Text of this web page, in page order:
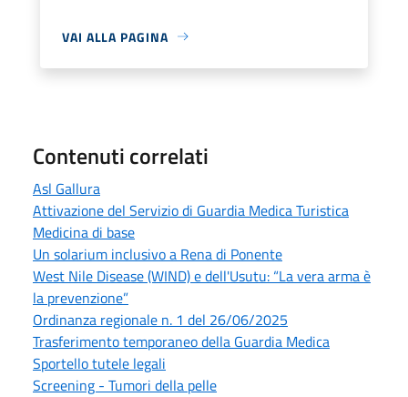
VAI ALLA PAGINA
Contenuti correlati
Asl Gallura
Attivazione del Servizio di Guardia Medica Turistica
Medicina di base
Un solarium inclusivo a Rena di Ponente
West Nile Disease (WIND) e dell'Usutu: “La vera arma è
la prevenzione”
Ordinanza regionale n. 1 del 26/06/2025
Trasferimento temporaneo della Guardia Medica
Sportello tutele legali
Screening - Tumori della pelle